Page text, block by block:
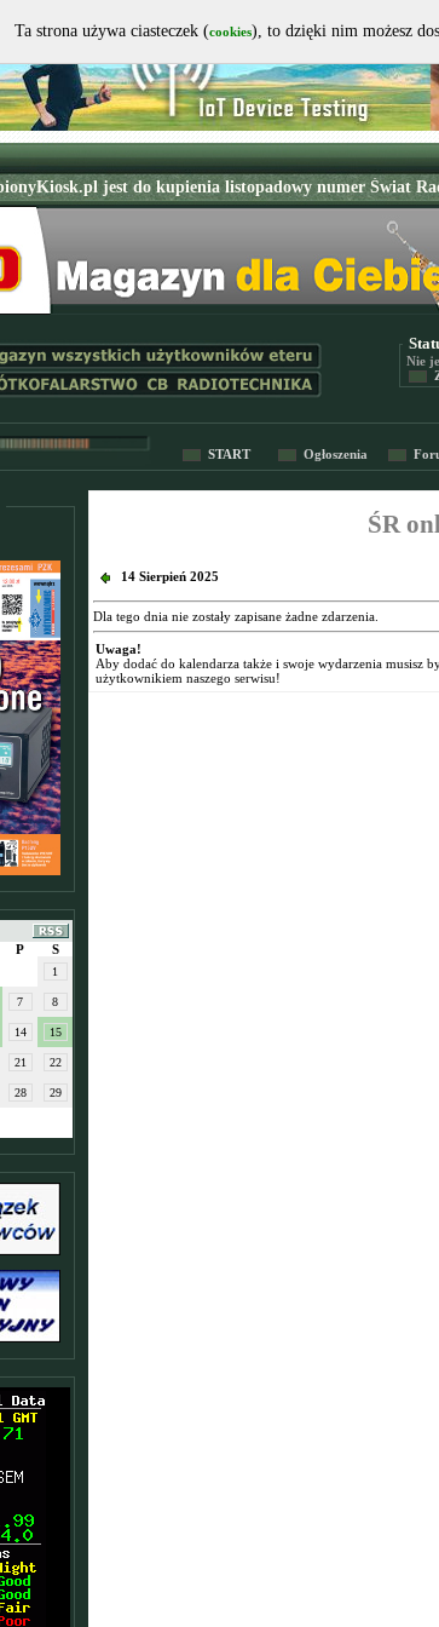
Nie
START Ogłoszenia
P S
1
7 8
14 15
21 22
28 29
ŚR
14 Sierpień 2025
Dla tego dnia nie zostały zapisane żadne zdarzenia.
Uwaga!
Aby dodać do kalendarza także i swoje wydarzenia musisz
użytkownikiem naszego serwisu!
Ta strona używa ciasteczek (cookies), to dzięki nim możesz